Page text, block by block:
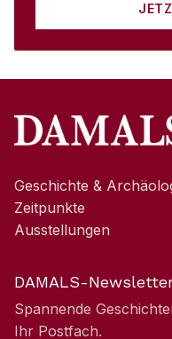
Geschichte &
Zeitpunkte
Ausstellungen
DAMALS-
Spannende
Ihr Postfach.